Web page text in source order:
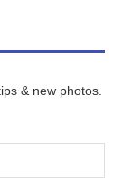
& new photos.